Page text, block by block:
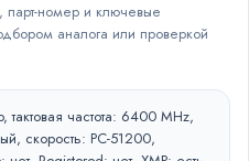
номер и ключевые
аналога или проверкой
частота: 6400 MHz,
скорость: PC-51200,